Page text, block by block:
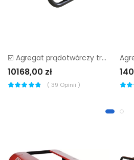
☑️ Agregat prądotwórczy traktorowy Agrovolt AV 27 R (AVR)
10168,00 zł
( 39 Opinii )